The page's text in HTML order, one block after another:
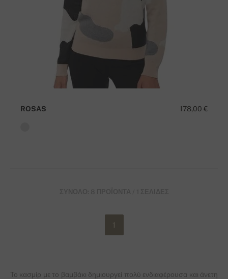
178,00 €
ROSAS
Το κασμίρ με το βαμβάκι δημιουργεί πολύ ενδιαφέρουσα και άνετη